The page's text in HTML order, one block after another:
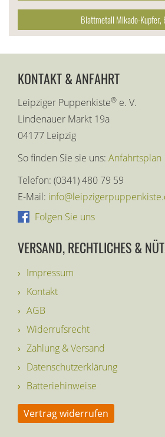
Blattmetall Mikado-Kupfer,
KONTAKT & ANFAHRT
Leipziger Puppenkiste® e. V.
Lindenauer Markt 19a
04177 Leipzig
So finden Sie sie uns: Anfahrtsplan
Telefon: (0341) 480 79 59
E-Mail:
Folgen Sie uns
VERSAND, RECHTLICHES &
Impressum
Kontakt
AGB
Widerrufsrecht
Zahlung & Versand
Datenschutzerklärung
Batteriehinweise
Vertrag widerrufen